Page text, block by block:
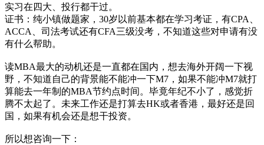
实习在四大、投行都干过。
证书：纯小镇做题家，30岁以前基本都在学习考证，有CPA、
ACCA、司法考试还有CFA三级没考，不知道这些对申请有没
有什么帮助。
读MBA最大的动机还是一直都在国内，想去海外开阔一下视
野，不知道自己的背景能不能冲一下M7，如果不能冲M7就打
算能去一年制的MBA节约点时间。毕竟年纪不小了，感觉折
腾不太起了。未来工作还是打算去HK或者香港，最好还是回
国，如果有机会还是想干投资。
所以想咨询一下：